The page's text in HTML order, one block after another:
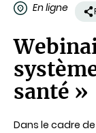
En ligne
santé »
Dans le cadre